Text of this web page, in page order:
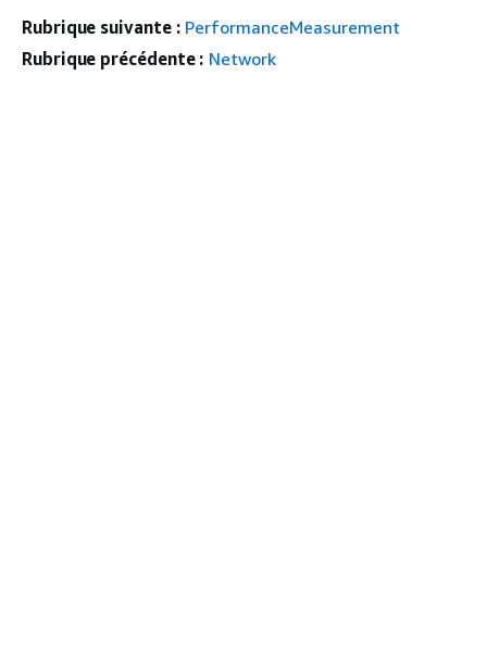
Rubrique suivante : PerformanceMeasurement
Rubrique précédente : Network